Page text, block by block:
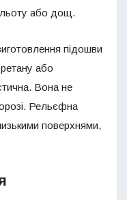
або дощ.
підошви
або
Вона не
Рельєфна
поверхнями,